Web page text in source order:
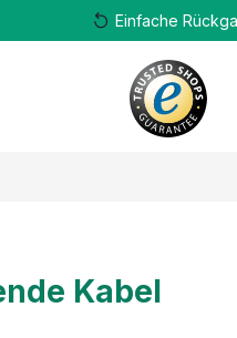
Einfache
Kabel